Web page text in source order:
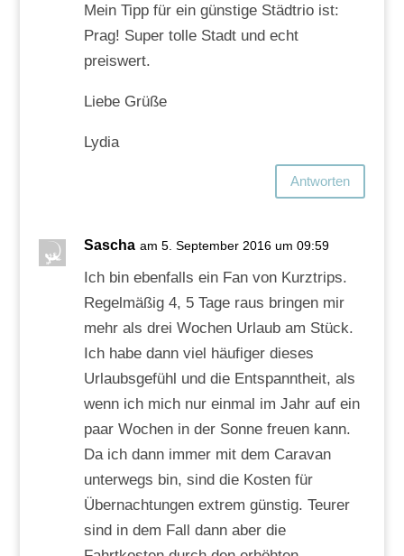
Mein Tipp für ein günstige Städtrio ist:
Prag! Super tolle Stadt und echt
preiswert.
Liebe Grüße
Lydia
Antworten
Sascha am 5. September 2016 um 09:59
Ich bin ebenfalls ein Fan von Kurztrips.
Regelmäßig 4, 5 Tage raus bringen mir
mehr als drei Wochen Urlaub am Stück.
Ich habe dann viel häufiger dieses
Urlaubsgefühl und die Entspanntheit, als
wenn ich mich nur einmal im Jahr auf ein
paar Wochen in der Sonne freuen kann.
Da ich dann immer mit dem Caravan
unterwegs bin, sind die Kosten für
Übernachtungen extrem günstig. Teurer
sind in dem Fall dann aber die